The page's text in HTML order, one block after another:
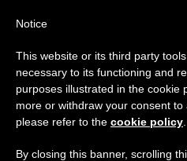
Aviso importante
Del 27 de julio al 7 de
anual, aprovechando que
se generan menos
Notice
This website or its third party
necessary to its functioning and
purposes illustrated in the cookie
more or withdraw your consent to
please refer to the cookie policy
By closing this banner, scrolling